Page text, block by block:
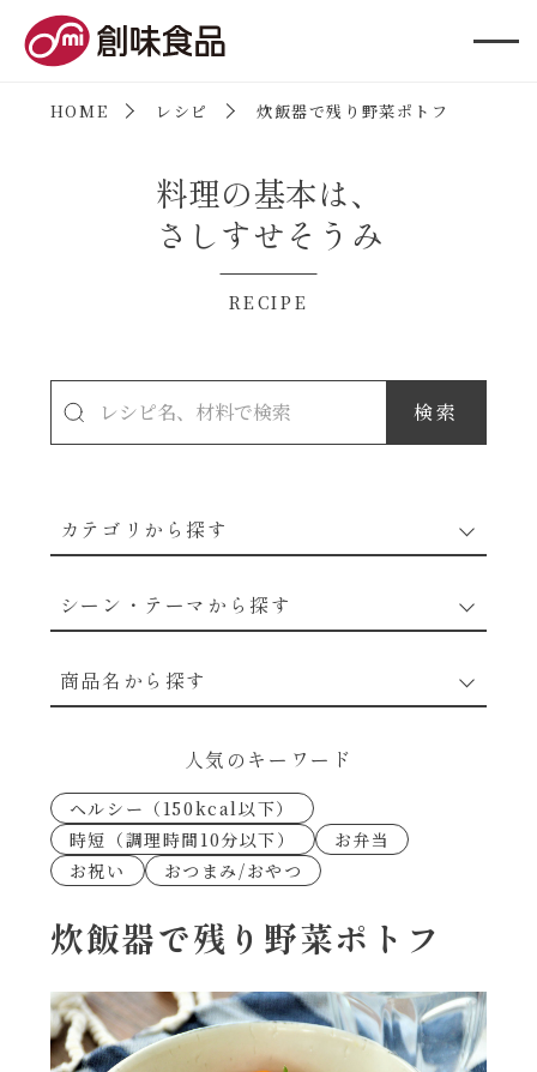
HOME レシピ 炊飯器で残り野菜ポトフ
料理の基本は、
さしすせそうみ
RECIPE
カテゴリから探す
穀物類のレシピ
果実のレシピ
シーン・テーマから探す
なんでも南蛮
考えるな、二代目で炒めろ！～○○の炒め物
朝シャン（パン派）
商品名から探す
あえるハコネーゼトマトバジル
あえるハコネーゼ高菜
あえるハコネーゼミートソース
あえるハコネーゼ明太子
人気のキーワード
ヘルシー（150kcal以下）
時短（調理時間10分以下）
お弁当
お祝い
おつまみ/おやつ
炊飯器で残り野菜ポトフ